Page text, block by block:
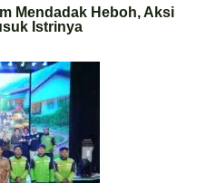
Mendadak Heboh, Aksi
Istrinya